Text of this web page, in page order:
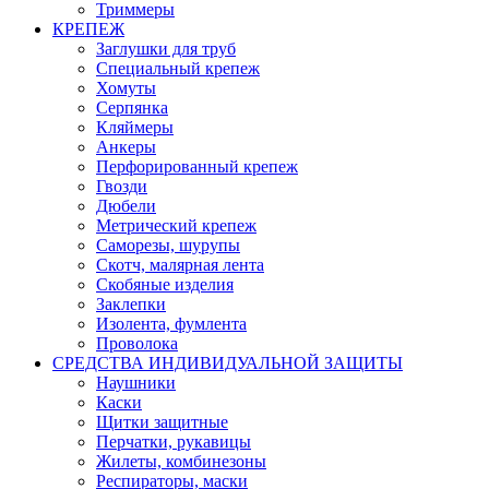
Триммеры
КРЕПЕЖ
Заглушки для труб
Специальный крепеж
Хомуты
Серпянка
Кляймеры
Анкеры
Перфорированный крепеж
Гвозди
Дюбели
Метрический крепеж
Саморезы, шурупы
Скотч, малярная лента
Скобяные изделия
Заклепки
Изолента, фумлента
Проволока
СРЕДСТВА ИНДИВИДУАЛЬНОЙ ЗАЩИТЫ
Наушники
Каски
Щитки защитные
Перчатки, рукавицы
Жилеты, комбинезоны
Респираторы, маски